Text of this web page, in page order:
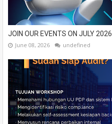
JOIN OUR EVENTS ON JULY 2026
June 08, 2026 undefined